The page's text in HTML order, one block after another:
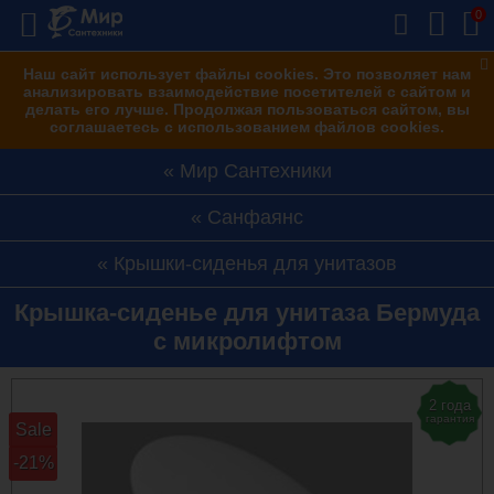
Наш сайт использует файлы cookies. Это позволяет нам
анализировать взаимодействие посетителей с сайтом и
делать его лучше. Продолжая пользоваться сайтом, вы
соглашаетесь с использованием файлов cookies.
0
Мир Сантехники
Санфаянс
Крышки-сиденья для унитазов
Крышка-сиденье для унитаза Бермуда
с микролифтом
-21%
Sale
2 года
гарантия